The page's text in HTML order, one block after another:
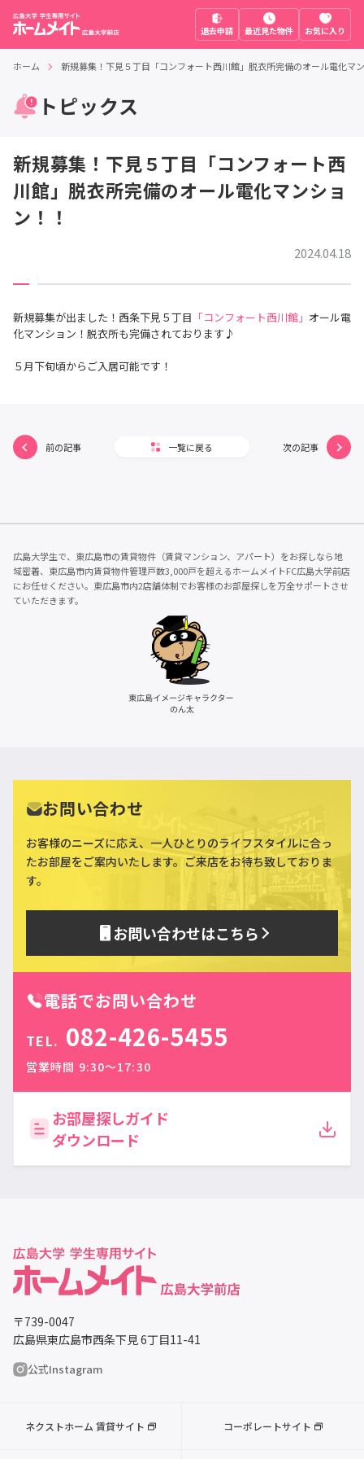
退去申請 最近見た物件 お気に入り
ホーム 新規募集！下見５丁目「コンフォート西川館」脱衣所完備のオール電化マ
トピックス
新規募集！下見５丁目「コンフォート西
川館」脱衣所完備のオール電化マンショ
ン！！
2024.04.18
新規募集が出ました！西条下見５丁目 「コンフォート西川館」 オール電
化マンション！脱衣所も完備されております♪
５月下旬頃からご入居可能です！
前の記事 一覧に戻る 次の記事
広島大学生で、東広島市の賃貸物件（賃貸マンション、アパート）をお探しなら地
域密着、東広島市内賃貸物件管理戸数3,000戸を超えるホームメイトFC広島大学前店
にお任せください。東広島市内2店舗体制でお客様のお部屋探しを万全サポートさせ
ていただきます。
お問い合わせ
お客様のニーズに応え、一人ひとりのライフスタイルに合っ
たお部屋をご案内いたします。ご来店をお待ち致しておりま
す。
お問い合わせはこちら
電話でお問い合わせ
TEL. 082-426-5455
営業時間 9:30〜17:30
お部屋探しガイド
ダウンロード
〒739-0047
広島県東広島市西条下見 6丁目11-41
公式Instagram
ネクストホーム 賃貸サイト コーポレートサイト